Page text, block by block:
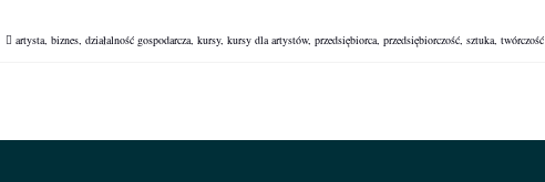
artysta,biznes,działalność gospodarcza,kursy,kursy dla artystów,przedsiębiorca,przedsiębiorczość,sztuka,twórczość